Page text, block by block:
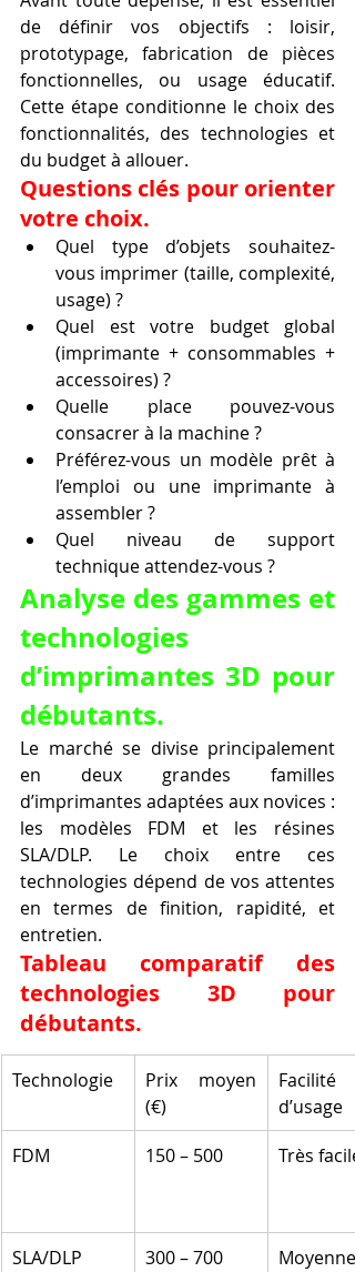
de définir vos objectifs : loisir,
prototypage, fabrication de pièces
fonctionnelles, ou usage éducatif.
Cette étape conditionne le choix des
fonctionnalités, des technologies et
du budget à allouer.
Questions clés pour orienter
votre choix.
Quel type d’objets souhaitez-
vous imprimer (taille, complexité,
usage) ?
Quel est votre budget global
(imprimante + consommables +
accessoires) ?
Quelle place pouvez-vous
consacrer à la machine ?
Préférez-vous un modèle prêt à
l’emploi ou une imprimante à
assembler ?
Quel niveau de support
technique attendez-vous ?
Analyse des gammes et
technologies
d’imprimantes 3D pour
débutants.
Le marché se divise principalement
en deux grandes familles
d’imprimantes adaptées aux novices :
les modèles FDM et les résines
SLA/DLP. Le choix entre ces
technologies dépend de vos attentes
en termes de finition, rapidité, et
entretien.
Tableau comparatif des
technologies 3D pour
débutants.
Technologie
Prix moyen
(€)
Facilité
d’usage
FDM
150 – 500 Très facile
SLA/DLP 300 – 700 Moyenne